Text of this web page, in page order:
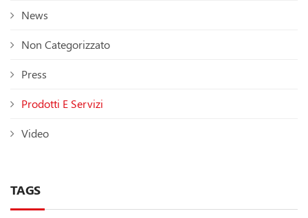
News
Non Categorizzato
Press
Prodotti E Servizi
Video
TAGS